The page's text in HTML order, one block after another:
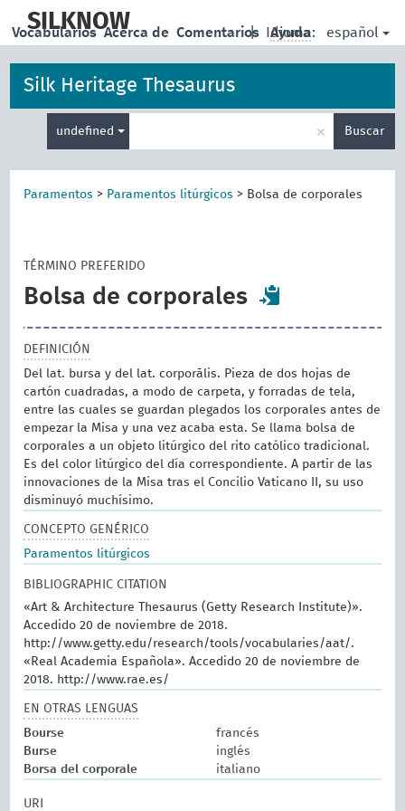
main
SILKNOW | Idioma: español
Vocabularios Acerca de Comentarios Ayuda
Silk Heritage Thesaurus
undefined × Buscar
Paramentos > Paramentos litúrgicos > Bolsa de corporales
TÉRMINO PREFERIDO
Bolsa de corporales
DEFINICIÓN
Del lat. bursa y del lat. corporālis. Pieza de dos hojas de
cartón cuadradas, a modo de carpeta, y forradas de tela,
entre las cuales se guardan plegados los corporales antes de
empezar la Misa y una vez acaba esta. Se llama bolsa de
corporales a un objeto litúrgico del rito católico tradicional.
Es del color litúrgico del día correspondiente. A partir de las
innovaciones de la Misa tras el Concilio Vaticano II, su uso
disminuyó muchísimo.
CONCEPTO GENÉRICO
Paramentos litúrgicos
BIBLIOGRAPHIC CITATION
«Art & Architecture Thesaurus (Getty Research Institute)».
Accedido 20 de noviembre de 2018.
http://www.getty.edu/research/tools/vocabularies/aat/.
«Real Academia Española». Accedido 20 de noviembre de
2018. http://www.rae.es/
EN OTRAS LENGUAS
Bourse
francés
Burse
inglés
Borsa del corporale
italiano
URI